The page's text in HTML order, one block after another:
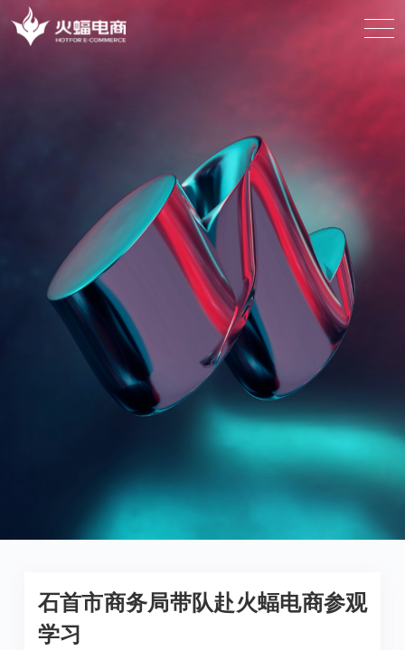
石首市商务局带队赴火蝠电商参观
学习